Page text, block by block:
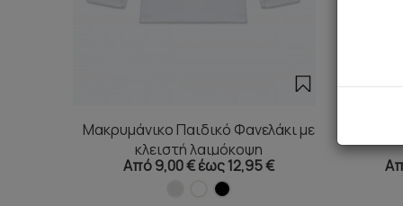
Μακρυμάνικο Παιδικό Φανελάκι με
κλειστή λαιμόκοψη
Από 9,00 € έως 12,95 €